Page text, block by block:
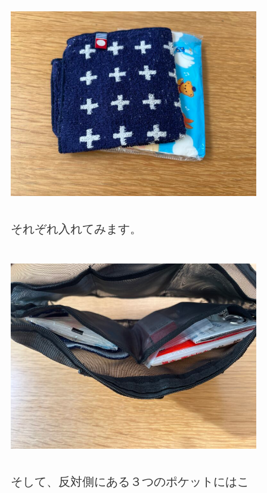
それぞれ入れてみます。
そして、反対側にある３つのポケットにはこ